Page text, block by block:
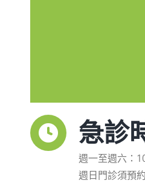
急診
週一至週六：
週日門診須預約